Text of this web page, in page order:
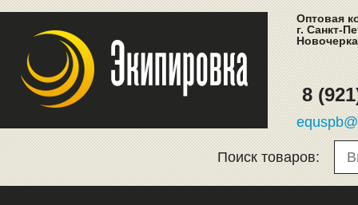
Оптовая
г. Санкт-
8
Поиск товаров: